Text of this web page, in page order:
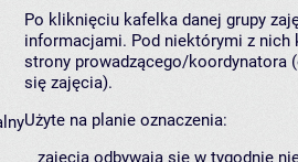
Po kliknięciu kafelka danej grupy
informacjami. Pod niektórymi z nich
strony prowadzącego/koordynatora
się zajęcia).
Użyte na planie oznaczenia:
zajęcia odbywają się w tygodnie